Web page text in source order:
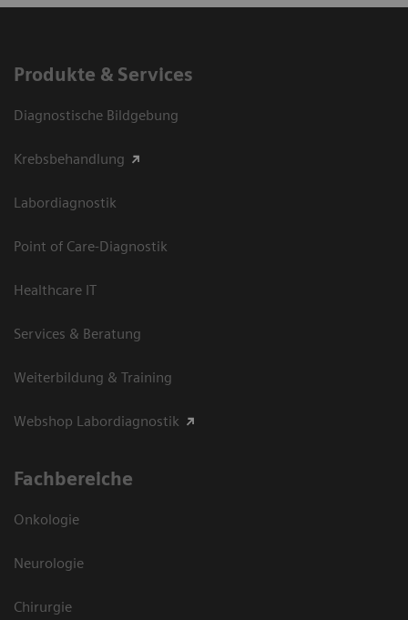
Produkte & Services
Diagnostische Bildgebung
Krebsbehandlung
Labordiagnostik
Point of Care-Diagnostik
Healthcare IT
Services & Beratung
Weiterbildung & Training
Webshop Labordiagnostik
Fachbereiche
Onkologie
Neurologie
Chirurgie